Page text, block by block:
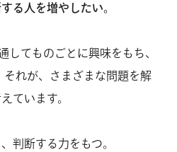
る人を増やしたい。
てものごとに興味をもち、
れが、さまざまな問題を解
ています。
判断する力をもつ。